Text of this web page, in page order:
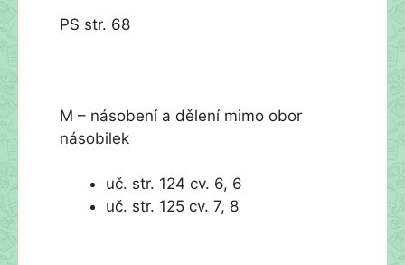
PS str. 68
M – násobení a dělení mimo obor
násobilek
uč. str. 124 cv. 6, 6
uč. str. 125 cv. 7, 8